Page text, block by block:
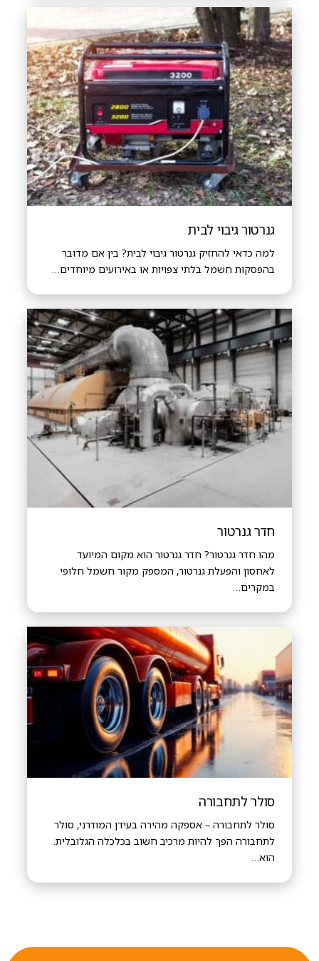
גנרטור גיבוי לבית
למה כדאי להחזיק גנרטור גיבוי לבית? בין אם מדובר
בהפסקות חשמל בלתי צפויות או באירועים מיוחדים…
חדר גנרטור
מהו חדר גנרטור? חדר גנרטור הוא מקום המיועד
לאחסון והפעלת גנרטור, המספק מקור חשמל חלופי
במקרים…
סולר לתחבורה
סולר לתחבורה – אספקה מהירה בעידן המודרני, סולר
לתחבורה הפך להיות מרכיב חשוב בכלכלה הגלובלית.
הוא…